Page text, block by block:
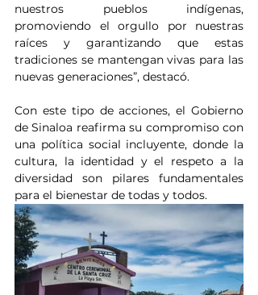
nuestros pueblos indígenas,
promoviendo el orgullo por nuestras
raíces y garantizando que estas
tradiciones se mantengan vivas para las
nuevas generaciones”, destacó.
Con este tipo de acciones, el Gobierno
de Sinaloa reafirma su compromiso con
una política social incluyente, donde la
cultura, la identidad y el respeto a la
diversidad son pilares fundamentales
para el bienestar de todas y todos.